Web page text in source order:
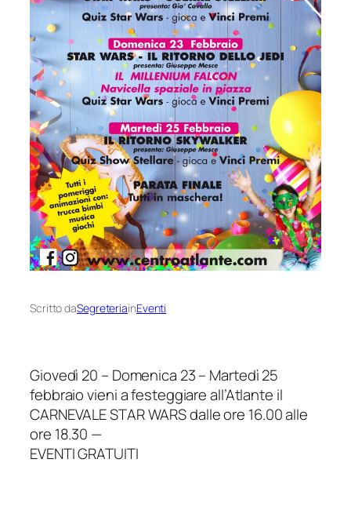
Scritto daSegreteriainEventi
Giovedì 20 – Domenica 23 – Martedì 25
febbraio vieni a festeggiare all’Atlante il
CARNEVALE STAR WARS dalle ore 16.00 alle
ore 18.30 —
EVENTI GRATUITI